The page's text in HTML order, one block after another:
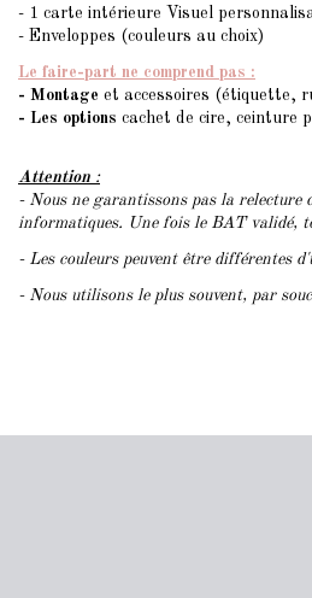
- 1 carte intérieure Visuel
- Enveloppes (couleurs au choix)
Le faire-part ne comprend pas :
- Montage et accessoires (étiquette,
- Les options cachet de cire, ceinture
Attention :
- Nous ne garantissons pas la relecture
informatiques. Une fois le BAT validé,
- Les couleurs peuvent être différentes
- Nous utilisons le plus souvent, par